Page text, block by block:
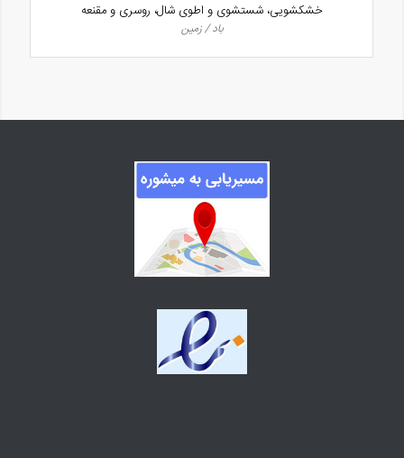
خشکشویی، شستشوی و اطوی شال، روسری و مقنعه
باد / زمین